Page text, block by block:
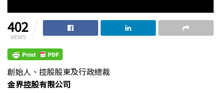
402
VIEWS
創始人、控股股東及行政總裁
金界控股有限公司